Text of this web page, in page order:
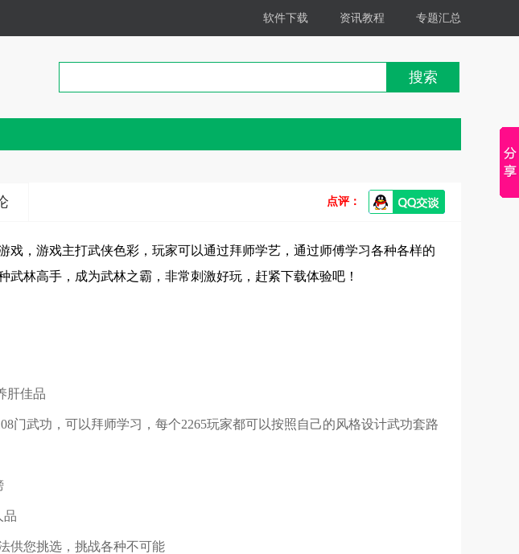
软件下载 资讯教程 专题汇总
搜索
点评：
戏，游戏主打武侠色彩，玩家可以通过拜师学艺，通过师傅学习各种各样的
林高手，成为武林之霸，非常刺激好玩，赶紧下载体验吧！
肝佳品
门武功，可以拜师学习，每个2265玩家都可以按照自己的风格设计武功套路
品
供您挑选，挑战各种不可能